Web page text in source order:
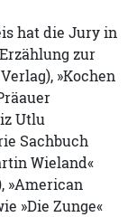
hat die Jury in
zur
»Kochen
Utlu
Sachbuch
Wieland«
»American
»Die Zunge«